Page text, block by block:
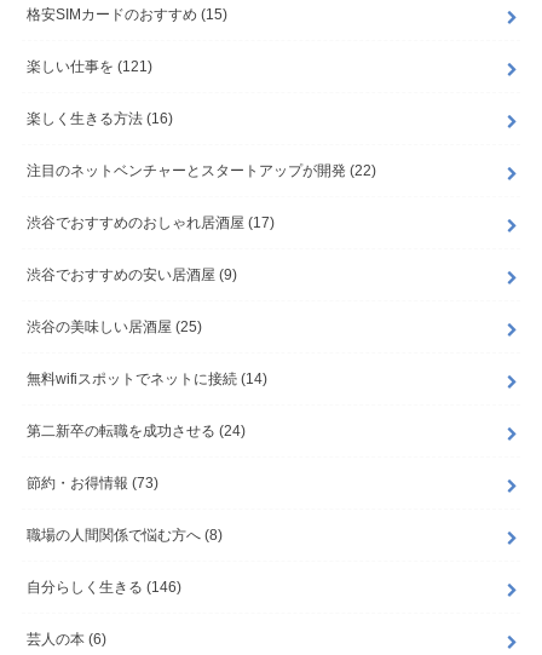
格安SIMカードのおすすめ (15)
楽しい仕事を (121)
楽しく生きる方法 (16)
注目のネットベンチャーとスタートアップが開発 (22)
渋谷でおすすめのおしゃれ居酒屋 (17)
渋谷でおすすめの安い居酒屋 (9)
渋谷の美味しい居酒屋 (25)
無料wifiスポットでネットに接続 (14)
第二新卒の転職を成功させる (24)
節約・お得情報 (73)
職場の人間関係で悩む方へ (8)
自分らしく生きる (146)
芸人の本 (6)